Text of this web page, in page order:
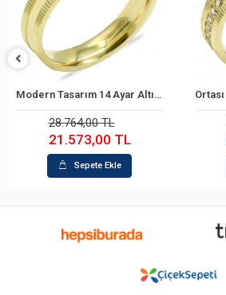
Sepete Ekle
Modern Tasarım 14 Ayar Altın Alyans
28.764,00 TL
21.573,00 TL
Sepete Ekle